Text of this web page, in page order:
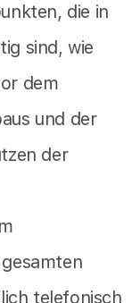
die in
sind, wie
dem
und der
der
telefonisch